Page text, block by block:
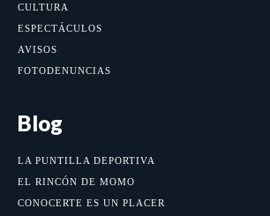
CULTURA
ESPECTÁCULOS
AVISOS
FOTODENUNCIAS
Blog
LA PUNTILLA DEPORTIVA
EL RINCÓN DE MOMO
CONOCERTE ES UN PLACER